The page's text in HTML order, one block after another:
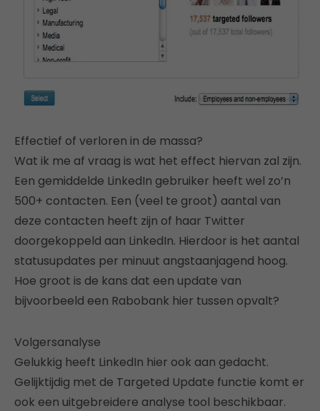
Effectief of verloren in de massa?
Wat ik me af vraag is wat het effect hiervan zal zijn.
Een gemiddelde LinkedIn gebruiker heeft wel zo’n
500+ contacten. Een (veel te groot) aantal van
deze contacten heeft zijn of haar Twitter
doorgekoppeld aan LinkedIn. Hierdoor is het aantal
statusupdates per minuut angstaanjagend hoog.
Hoe groot is de kans dat een update van
bijvoorbeeld een Rabobank hier tussen opvalt?
Volgersanalyse
Gelukkig heeft LinkedIn hier ook aan gedacht.
Gelijktijdig met de Targeted Update functie komt er
ook een uitgebreidere analyse tool beschikbaar.